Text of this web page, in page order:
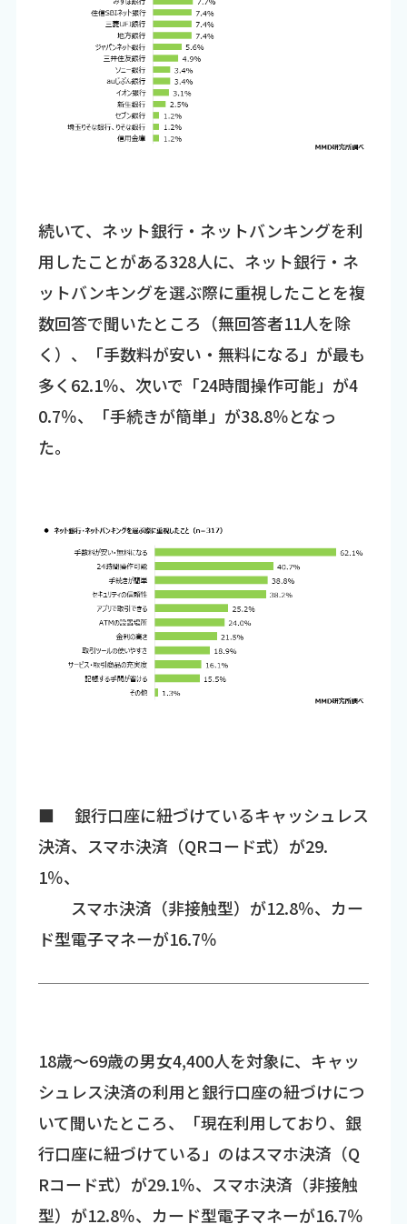
続いて、ネット銀行・ネットバンキングを利
用したことがある328人に、ネット銀行・ネ
ットバンキングを選ぶ際に重視したことを複
数回答で聞いたところ（無回答者11人を除
く）、「手数料が安い・無料になる」が最も
多く62.1％、次いで「24時間操作可能」が4
0.7％、「手続きが簡単」が38.8％となっ
た。
■ 銀行口座に紐づけているキャッシュレス
決済、スマホ決済（QRコード式）が29.
1％、
スマホ決済（非接触型）が12.8％、カー
ド型電子マネーが16.7％
18歳～69歳の男女4,400人を対象に、キャッ
シュレス決済の利用と銀行口座の紐づけにつ
いて聞いたところ、「現在利用しており、銀
行口座に紐づけている」のはスマホ決済（Q
Rコード式）が29.1％、スマホ決済（非接触
型）が12.8％、カード型電子マネーが16.7％